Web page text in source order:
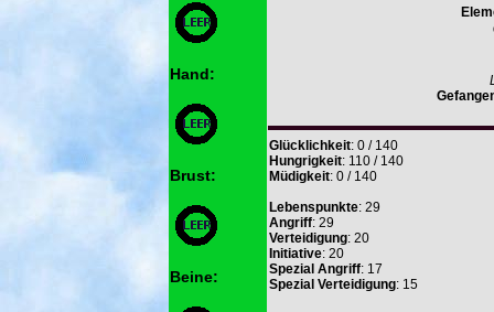
Hand:
Brust:
Beine:
Glücklichkeit: 0 / 140
Hungrigkeit: 110 / 140
Müdigkeit: 0 / 140
Lebenspunkte: 29
Angriff: 29
Verteidigung: 20
Initiative: 20
Spezial Angriff: 17
Spezial Verteidigung: 15